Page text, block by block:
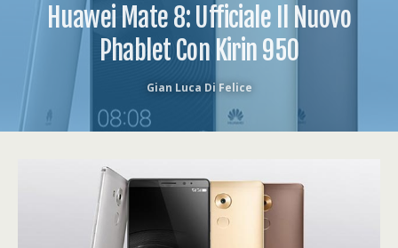
Huawei Mate 8: Ufficiale Il Nuovo
Phablet Con Kirin 950
Gian Luca Di Felice